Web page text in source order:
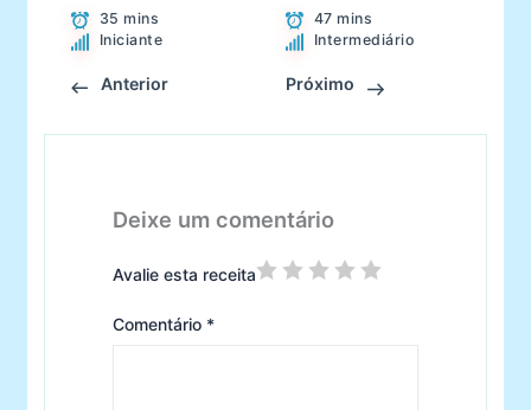
35 mins
Iniciante
Anterior
47 mins
Intermediário
Próximo
Deixe um comentário
Avalie esta receita
Comentário *